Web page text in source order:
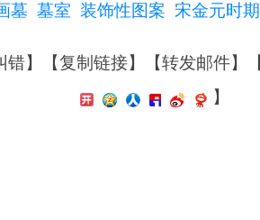
墓 墓室 装饰性图案 宋金元时期
错】【复制链接】【转发邮件】
】